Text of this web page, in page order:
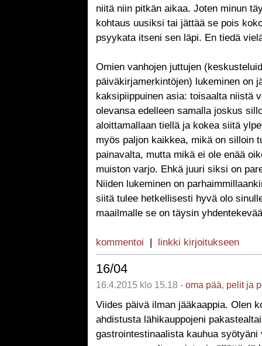
niitä niin pitkän aikaa. Joten minun
kohtaus uusiksi tai jättää se pois
psyykata itseni sen läpi. En tiedä
Omien vanhojen juttujen
päiväkirjamerkintöjen) lukeminen on
kaksipiippuinen asia: toisaalta niistä
olevansa edelleen samalla joskus
aloittamallaan tiellä ja kokea siitä
myös paljon kaikkea, mikä on silloin
painavalta, mutta mikä ei ole enää
muiston varjo. Ehkä juuri siksi on
Niiden lukeminen on
siitä tulee hetkellisesti hyvä olo
maailmalle se on täysin
kommentoi | linkki kirjoitukseen
16/04
16.4.2015 klo 15.18 - oma pää, pelit ja
Viides päivä ilman jääkaappia. Olen
ahdistusta lähikauppojeni
gastrointestinaalista kauhua